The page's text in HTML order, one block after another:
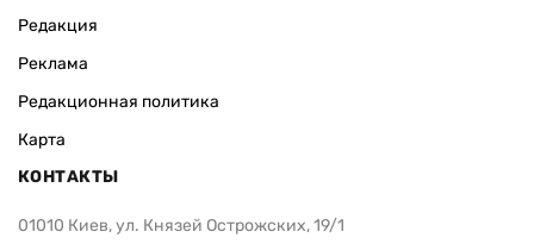
Редакция
Реклама
Редакционная политика
Карта
КОНТАКТЫ
01010 Киев, ул. Князей Острожских, 19/1